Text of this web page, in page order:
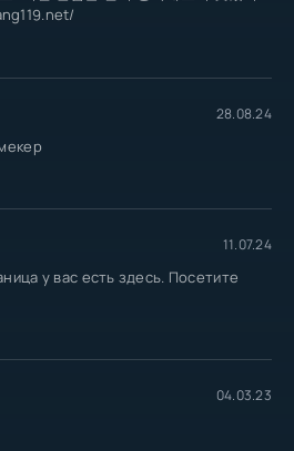
28.08.24
11.07.24
у вас есть здесь. Посетите
04.03.23